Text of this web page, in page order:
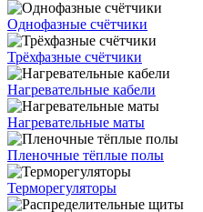
Однофазные счётчики
Трёхфазные счётчики
Нагревательные кабели
Нагревательные маты
Пленочные тёплые полы
Терморегуляторы